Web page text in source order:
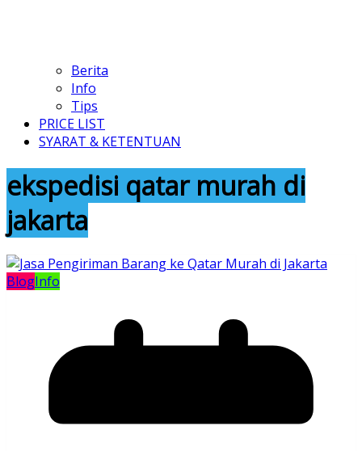
Berita
Info
Tips
PRICE LIST
SYARAT & KETENTUAN
ekspedisi qatar murah di
jakarta
BlogInfo